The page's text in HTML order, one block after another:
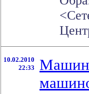
10.02.2010
22:33